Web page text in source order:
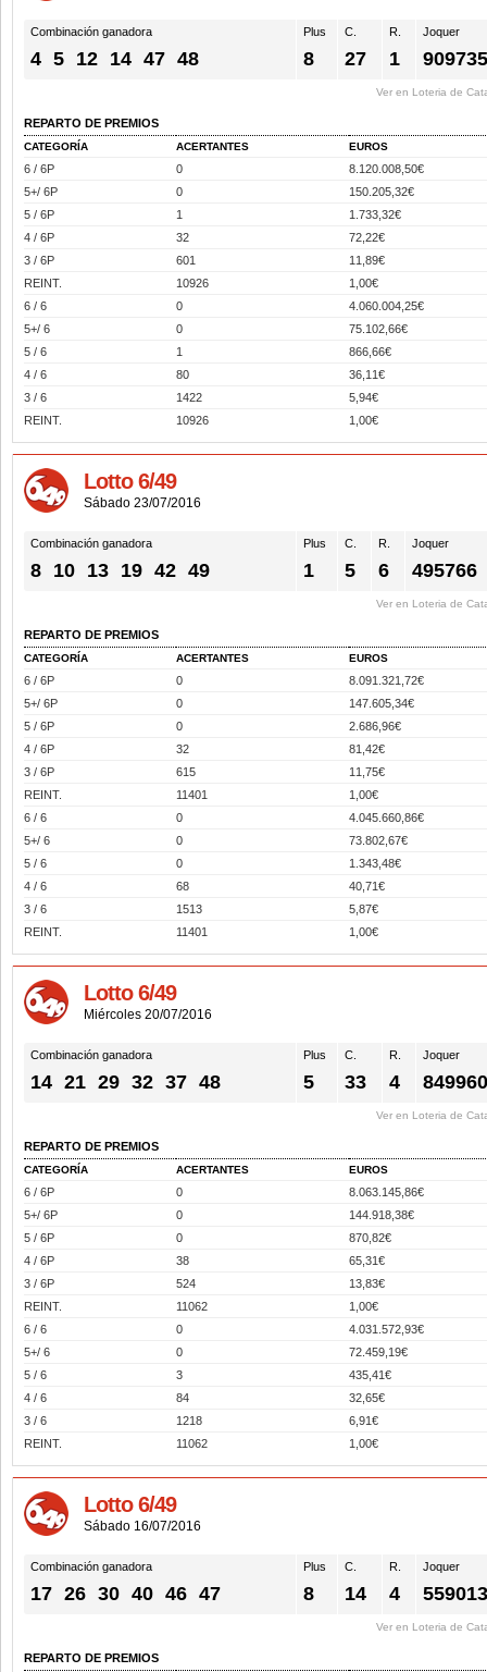
Combinación ganadora
4 5 12 14 47 48
Plus
8
C.
27
R.
1
Joquer
Ver en Loteria de
REPARTO DE PREMIOS
CATEGORÍA ACERTANTES EUROS
6 / 6P 0
8.120.008,50€
5+/ 6P
0
150.205,32€
5 / 6P
1
1.733,32€
4 / 6P
32
72,22€
3 / 6P
601
11,89€
REINT.
10926
1,00€
6 / 6
0
4.060.004,25€
5+/ 6
0
75.102,66€
5 / 6
1
866,66€
4 / 6
80
36,11€
3 / 6
1422
5,94€
REINT.
10926 1,00€
Lotto 6/49
Sábado 23/07/2016
Combinación ganadora
8 10 13 19 42 49
Plus
1
C.
5
R.
6
Joquer
495766
Ver en Loteria de
REPARTO DE PREMIOS
CATEGORÍA ACERTANTES EUROS
6 / 6P 0
8.091.321,72€
5+/ 6P
0
147.605,34€
5 / 6P
0
2.686,96€
4 / 6P
32
81,42€
3 / 6P
615
11,75€
REINT.
11401
1,00€
6 / 6
0
4.045.660,86€
5+/ 6
0
73.802,67€
5 / 6
0
1.343,48€
4 / 6
68
40,71€
3 / 6
1513
5,87€
REINT.
11401 1,00€
Lotto 6/49
Miércoles 20/07/2016
Combinación ganadora
14 21 29 32 37 48
Plus
5
C.
33
R.
4
Joquer
Ver en Loteria de
REPARTO DE PREMIOS
CATEGORÍA ACERTANTES EUROS
6 / 6P 0
8.063.145,86€
5+/ 6P
0
144.918,38€
5 / 6P
0
870,82€
4 / 6P
38
65,31€
3 / 6P
524
13,83€
REINT.
11062
1,00€
6 / 6
0
4.031.572,93€
5+/ 6
0
72.459,19€
5 / 6
3
435,41€
4 / 6
84
32,65€
3 / 6
1218
6,91€
REINT.
11062 1,00€
Lotto 6/49
Sábado 16/07/2016
Combinación ganadora
17 26 30 40 46 47
Plus
8
C.
14
R.
4
Joquer
Ver en Loteria de
REPARTO DE PREMIOS